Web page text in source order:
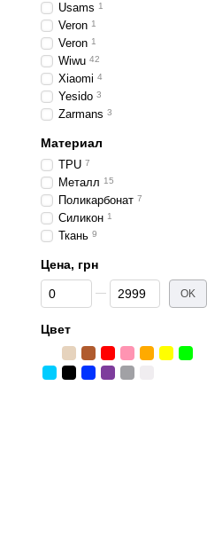
Usams 1
Veron 1
Veron 1
Wiwu 42
Xiaomi 4
Yesido 3
Zarmans 3
Материал
TPU 7
Металл 15
Поликарбонат 7
Силикон 1
Ткань 9
Цена, грн
От Цена, грн
До Цена, грн OK
Цвет